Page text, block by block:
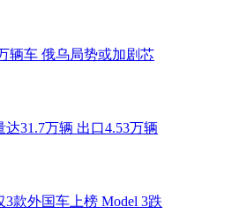
辆车 俄乌局势或加剧芯
31.7万辆 出口4.53万辆
款外国车上榜 Model 3跌